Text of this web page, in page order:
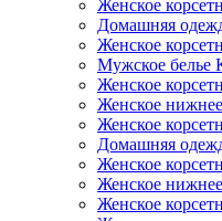
Женское
Домашняя
Женское
Мужское белье
Женское
Женское
Женское
Домашняя
Женское
Женское
Женское